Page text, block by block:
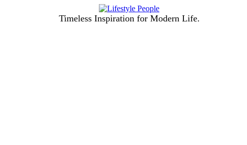
Timeless Inspiration for Modern Life.